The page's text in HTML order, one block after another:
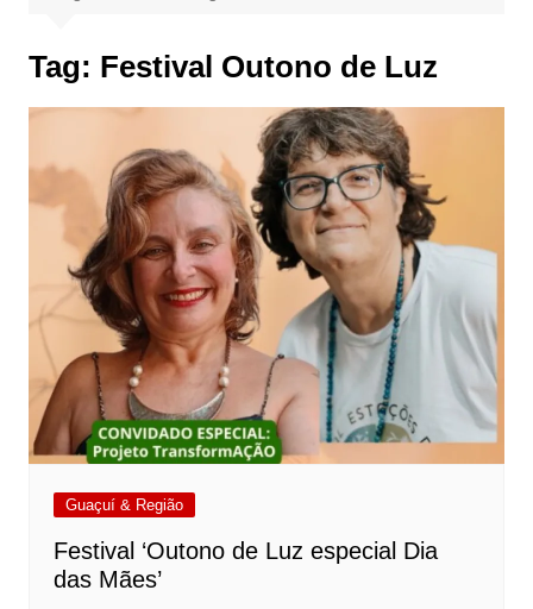
Tag: Festival Outono de Luz
Guaçuí & Região
Festival ‘Outono de Luz especial Dia
das Mães’